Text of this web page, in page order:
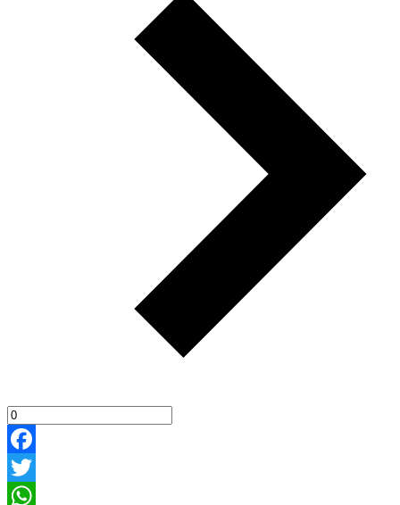
Facebook
Twitter